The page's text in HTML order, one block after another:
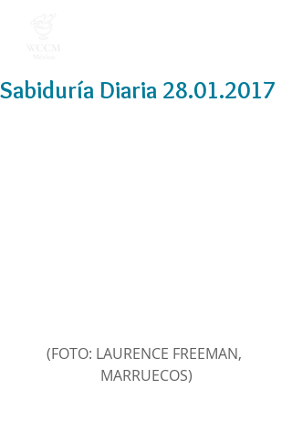
Sabiduría Diaria 28.01.2017
(FOTO: LAURENCE FREEMAN,
MARRUECOS)